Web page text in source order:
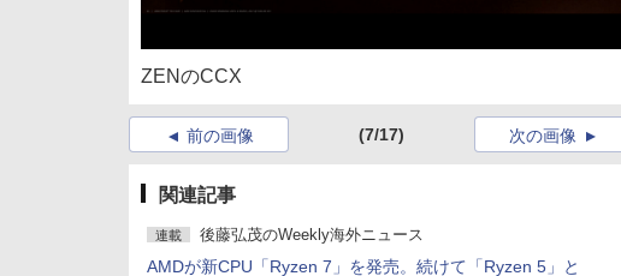
ZENのCCX
前の画像 (7/17) 次の画像
関連記事
連載 後藤弘茂のWeekly海外ニュース
AMDが新CPU「Ryzen 7」を発売。続けて「Ryzen 5」と